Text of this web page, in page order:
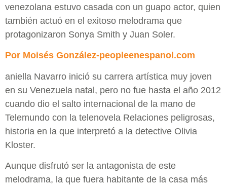
venezolana estuvo casada con un guapo actor, quien
también actuó en el exitoso melodrama que
protagonizaron Sonya Smith y Juan Soler.
Por Moisés González-peopleenespanol.com
aniella Navarro inició su carrera artística muy joven
en su Venezuela natal, pero no fue hasta el año 2012
cuando dio el salto internacional de la mano de
Telemundo con la telenovela Relaciones peligrosas,
historia en la que interpretó a la detective Olivia
Kloster.
Aunque disfrutó ser la antagonista de este
melodrama, la que fuera habitante de la casa más